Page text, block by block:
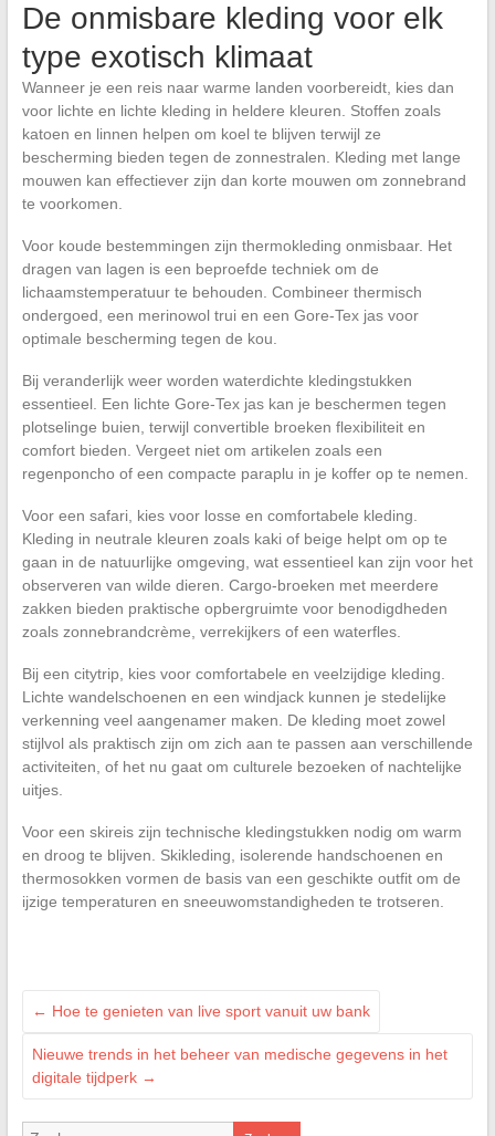
De onmisbare kleding voor elk
type exotisch klimaat
Wanneer je een reis naar warme landen voorbereidt, kies dan
voor lichte en lichte kleding in heldere kleuren. Stoffen zoals
katoen en linnen helpen om koel te blijven terwijl ze
bescherming bieden tegen de zonnestralen. Kleding met lange
mouwen kan effectiever zijn dan korte mouwen om zonnebrand
te voorkomen.
Voor koude bestemmingen zijn thermokleding onmisbaar. Het
dragen van lagen is een beproefde techniek om de
lichaamstemperatuur te behouden. Combineer thermisch
ondergoed, een merinowol trui en een Gore-Tex jas voor
optimale bescherming tegen de kou.
Bij veranderlijk weer worden waterdichte kledingstukken
essentieel. Een lichte Gore-Tex jas kan je beschermen tegen
plotselinge buien, terwijl convertible broeken flexibiliteit en
comfort bieden. Vergeet niet om artikelen zoals een
regenponcho of een compacte paraplu in je koffer op te nemen.
Voor een safari, kies voor losse en comfortabele kleding.
Kleding in neutrale kleuren zoals kaki of beige helpt om op te
gaan in de natuurlijke omgeving, wat essentieel kan zijn voor het
observeren van wilde dieren. Cargo-broeken met meerdere
zakken bieden praktische opbergruimte voor benodigdheden
zoals zonnebrandcrème, verrekijkers of een waterfles.
Bij een citytrip, kies voor comfortabele en veelzijdige kleding.
Lichte wandelschoenen en een windjack kunnen je stedelijke
verkenning veel aangenamer maken. De kleding moet zowel
stijlvol als praktisch zijn om zich aan te passen aan verschillende
activiteiten, of het nu gaat om culturele bezoeken of nachtelijke
uitjes.
Voor een skireis zijn technische kledingstukken nodig om warm
en droog te blijven. Skikleding, isolerende handschoenen en
thermosokken vormen de basis van een geschikte outfit om de
ijzige temperaturen en sneeuwomstandigheden te trotseren.
← Hoe te genieten van live sport vanuit uw bank
Nieuwe trends in het beheer van medische gegevens in het
digitale tijdperk →